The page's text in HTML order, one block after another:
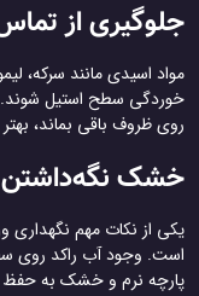
جلوگیری از
مواد اسیدی مانند
خوردگی سطح استیل شوند.
روی ظروف باقی بماند،
خشک
یکی از نکات مهم
است. وجود آب راکد روی
پارچه نرم و خشک به حفظ